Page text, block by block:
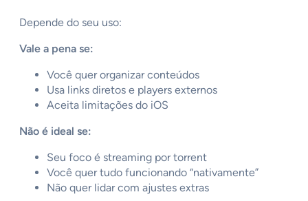
Depende do seu uso:
Vale a pena se:
Você quer organizar conteúdos
Usa links diretos e players externos
Aceita limitações do iOS
Não é ideal se:
Seu foco é streaming por torrent
Você quer tudo funcionando “nativamente”
Não quer lidar com ajustes extras